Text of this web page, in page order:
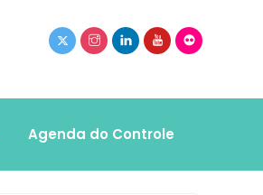
Agenda do Controle